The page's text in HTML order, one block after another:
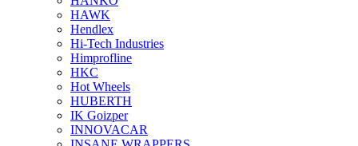
HAWK
Hendlex
Hi-Tech Industries
Himprofline
HKC
Hot Wheels
HUBERTH
IK Goizper
INNOVACAR